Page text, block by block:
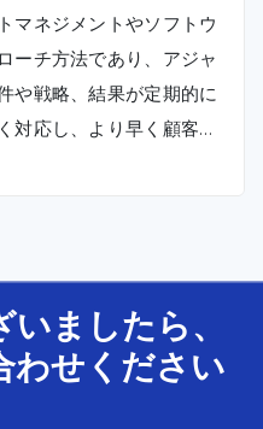
マネジメントやソフトウ
ーチ方法であり、アジャ
や戦略、結果が定期的に
対応し、より早く顧客に
いましたら、
わせ ください